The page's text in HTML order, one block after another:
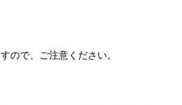
ので、ご注意ください。